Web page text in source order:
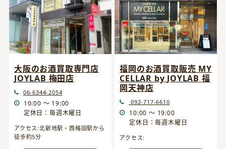
大阪のお酒買取専門店
JOYLAB 梅田店
06-6344-2054
10:00 ～ 19:00
定休日：毎週木曜日
アクセス:北新地駅・西梅田駅から
徒歩約5分
福岡のお酒買取販売 MY
CELLAR by JOYLAB 福
岡天神店
092-717-6610
10:00 ～ 19:00
定休日：毎週木曜日
アクセス: